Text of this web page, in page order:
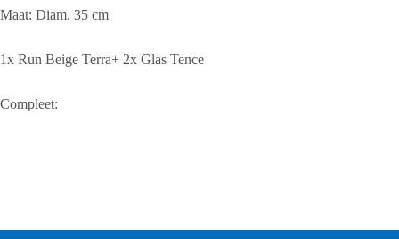
Maat: Diam. 35 cm
1x Run Beige Terra+ 2x Glas Tence
Compleet: